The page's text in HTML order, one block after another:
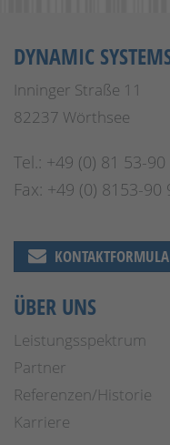
DYNAMIC
Inninger Straße 11
82237 Wörthsee
Tel.: +49 (0) 81 53-
Fax: +49 (0) 8153-90
ÜBER UNS
Leistungsspektrum
Partner
Referenzen/Historie
Karriere